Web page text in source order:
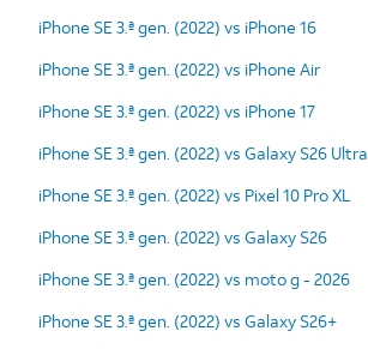
iPhone SE 3.ª gen. (2022) vs iPhone 16
iPhone SE 3.ª gen. (2022) vs iPhone Air
iPhone SE 3.ª gen. (2022) vs iPhone 17
iPhone SE 3.ª gen. (2022) vs Galaxy S26 Ultra
iPhone SE 3.ª gen. (2022) vs Pixel 10 Pro XL
iPhone SE 3.ª gen. (2022) vs Galaxy S26
iPhone SE 3.ª gen. (2022) vs moto g - 2026
iPhone SE 3.ª gen. (2022) vs Galaxy S26+